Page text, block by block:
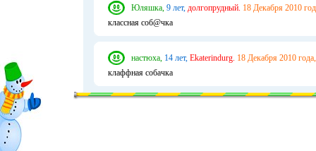
Юляшка, 9 лет, долгопрудный. 18 Декабря 2010
классная соб@чка
настюха, 14 лет, Ekaterindurg. 18 Декабря 2010 года,
клаффная собачка